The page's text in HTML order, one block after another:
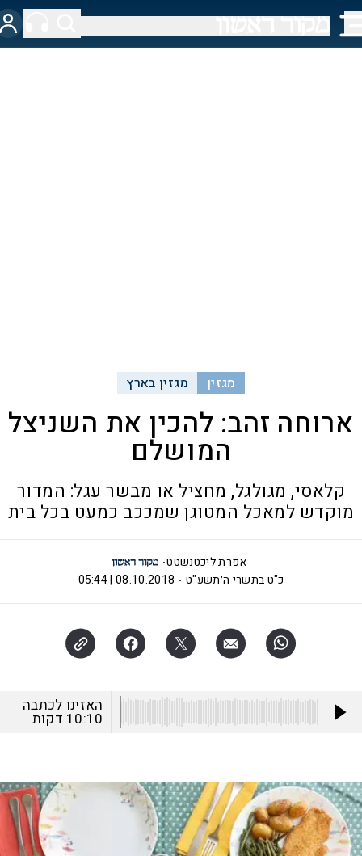
מגזין מגזין בארץ
ארוחה זהב: להכין את השניצל
המושלם
קלאסי, מגולגל, מחציל או מבשר עגל: המדור
מוקדש למאכל המטוגן שמככב כמעט בכל בית
אפרת ליכטנשטט
כ"ט בתשרי ה׳תשע"ט
08.10.2018 | 05:44
האזינו לכתבה
10:10 דקות